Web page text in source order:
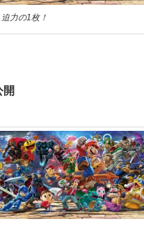
力の1枚！
開